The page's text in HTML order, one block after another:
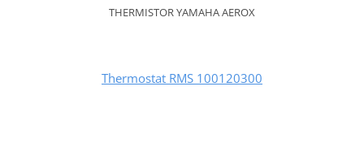
THERMISTOR YAMAHA AEROX
Thermostat RMS 100120300